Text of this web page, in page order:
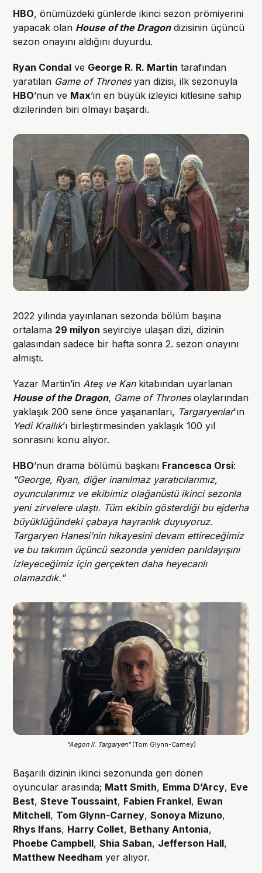
HBO, önümüzdeki günlerde ikinci sezon prömiyerini
yapacak olan House of the Dragondizisinin üçüncü
sezon onayını aldığını duyurdu.
Ryan Condal ve George R. R. Martin tarafından
yaratılan Game of Thronesyan dizisi, ilk sezonuyla
HBO’nun ve Max’in en büyük izleyici kitlesine sahip
dizilerinden biri olmayı başardı.
2022 yılında yayınlanan sezonda bölüm başına
ortalama 29 milyon seyirciye ulaşan dizi, dizinin
galasından sadece bir hafta sonra 2. sezon onayını
almıştı.
Yazar Martin’in Ateş ve Kankitabından uyarlanan
House of the Dragon, Game of Thronesolaylarından
yaklaşık 200 sene önce yaşananları, Targaryenlar'ın
Yedi Krallık’ı birleştirmesinden yaklaşık 100 yıl
sonrasını konu alıyor.
HBO’nun drama bölümü başkanı Francesca Orsi:
"George, Ryan, diğer inanılmaz yaratıcılarımız,
oyuncularımız ve ekibimiz olağanüstü ikinci sezonla
yeni zirvelere ulaştı. Tüm ekibin gösterdiği bu ejderha
büyüklüğündeki çabaya hayranlık duyuyoruz.
Targaryen Hanesi’nin hikayesini devam ettireceğimiz
ve bu takımın üçüncü sezonda yeniden parıldayışını
izleyeceğimiz için gerçekten daha heyecanlı
olamazdık."
"Aegon II. Targaryen" (Tom Glynn-Carney)
Başarılı dizinin ikinci sezonunda geri dönen
oyuncular arasında; Matt Smith, Emma D’Arcy, Eve
Best,Steve Toussaint, Fabien Frankel, Ewan
Mitchell, Tom Glynn-Carney,Sonoya Mizuno,
Rhys Ifans, Harry Collet, Bethany Antonia,
Phoebe Campbell,Shia Saban, Jefferson Hall,
Matthew Needham yer alıyor.